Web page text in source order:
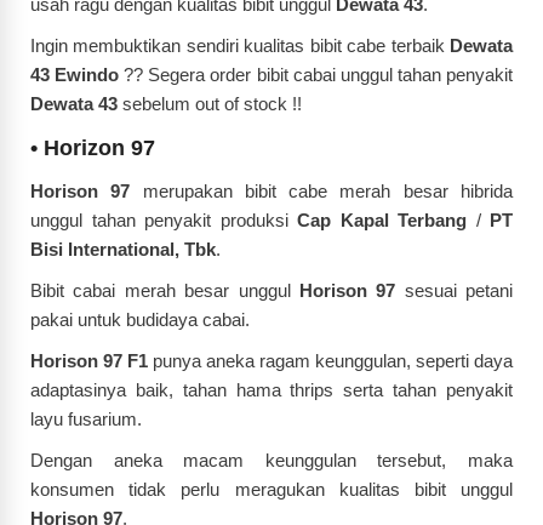
usah ragu dengan kualitas bibit unggul Dewata 43.
Ingin membuktikan sendiri kualitas bibit cabe terbaik Dewata
43 Ewindo ?? Segera order bibit cabai unggul tahan penyakit
Dewata 43 sebelum out of stock !!
• Horizon 97
Horison 97 merupakan bibit cabe merah besar hibrida
unggul tahan penyakit produksi Cap Kapal Terbang / PT
Bisi International, Tbk.
Bibit cabai merah besar unggul Horison 97 sesuai petani
pakai untuk budidaya cabai.
Horison 97 F1 punya aneka ragam keunggulan, seperti daya
adaptasinya baik, tahan hama thrips serta tahan penyakit
layu fusarium.
Dengan aneka macam keunggulan tersebut, maka
konsumen tidak perlu meragukan kualitas bibit unggul
Horison 97.